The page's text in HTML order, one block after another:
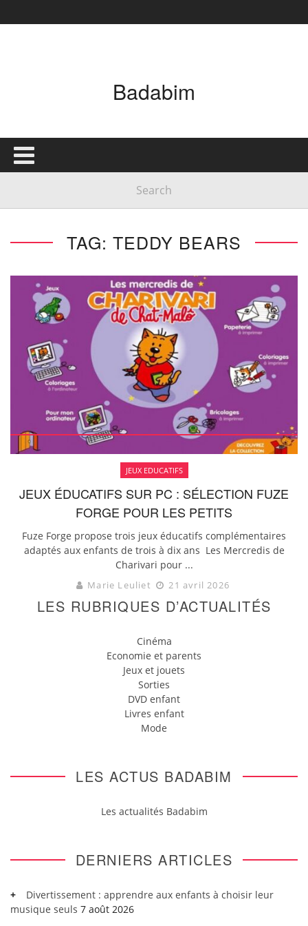
Badabim
TAG: TEDDY BEARS
JEUX EDUCATIFS
JEUX ÉDUCATIFS SUR PC : SÉLECTION FUZE
FORGE POUR LES PETITS
Fuze Forge propose trois jeux éducatifs complémentaires
adaptés aux enfants de trois à dix ans Les Mercredis de
Charivari pour ...
Marie Leuliet 21 avril 2026
LES RUBRIQUES D’ACTUALITÉS
Cinéma
Economie et parents
Jeux et jouets
Sorties
DVD enfant
Livres enfant
Mode
LES ACTUS BADABIM
Les actualités Badabim
DERNIERS ARTICLES
Divertissement : apprendre aux enfants à choisir leur
musique seuls 7 août 2026